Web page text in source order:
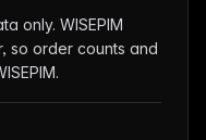
only. WISEPIM
so order counts and